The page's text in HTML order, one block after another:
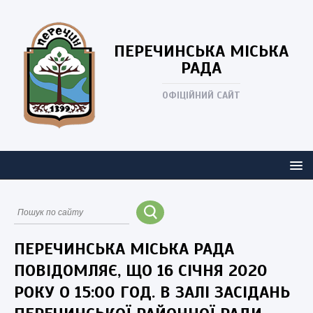
ПЕРЕЧИНСЬКА МІСЬКА
РАДА
ОФІЦІЙНИЙ САЙТ
ПЕРЕЧИНСЬКА МІСЬКА РАДА
ПОВІДОМЛЯЄ, ЩО 16 СІЧНЯ 2020
РОКУ О 15:00 ГОД. В ЗАЛІ ЗАСІДАНЬ